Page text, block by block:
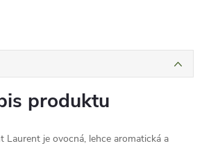
produktu
Laurent je ovocná, lehce aromatická a